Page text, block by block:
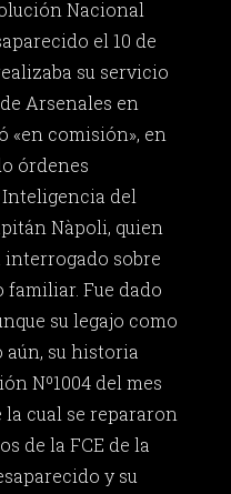
Nacional
el 10 de
su servicio
Arsenales en
«en comisión», en
órdenes
del
Nàpoli, quien
interrogado sobre
Fue dado
su legajo como
su historia
Nº1004 del mes
la cual se repararon
de la FCE de la
y su